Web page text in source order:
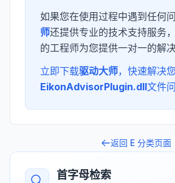
如果您在使用过程中遇到任何问
师还提供专业的技术支持服务
的工程师为您提供一对一的解决
立即下载驱动大师，快速解决
EikonAdvisorPlugin.dll文件问
返回 E 分类页面
首字母检索